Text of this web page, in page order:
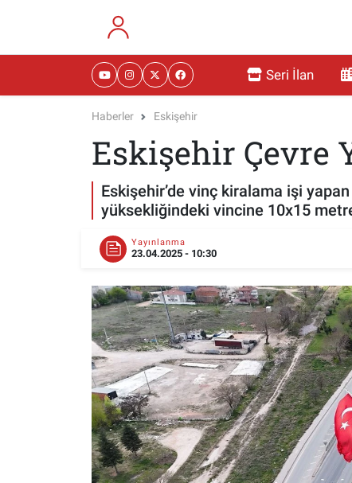
Seri İlan
Haberler Eskişehir
Eskişehir Çevre
Eskişehir’de vinç kiralama işi
yüksekliğindeki vincine 10x15
Yayınlanma
23.04.2025 - 10:30
RESMİ İLANLAR
SAĞLIK
MAGAZİN
TEKNOLOJİ
ESKİŞEHİR NÖBETÇİ ECZANELER
Eskişehir Haber İçerikleri
Eskişehir Hava Durumu
Eskişehir Nöbetçi Eczaneler
Eskişehir Namaz Vakitleri
Eskişehir Trafik Yoğunluk Haritası
Süper Lig Puan Durumu ve Fikstür
Tüm Manşetler
Son Dakika Haberleri
Haber Arşivi